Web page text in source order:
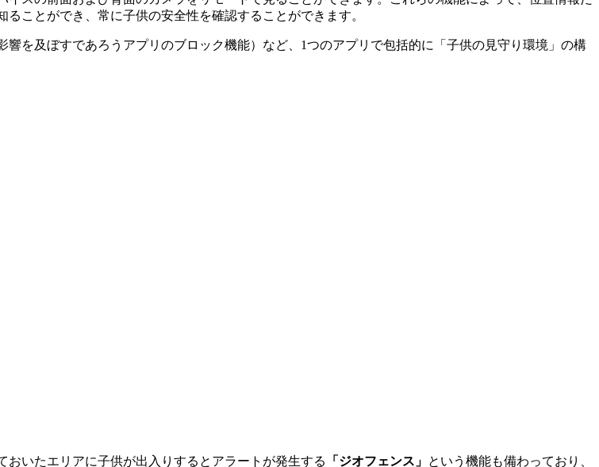
ことができ、常に子供の安全性を確認することができます。
響を及ぼすであろうアプリのブロック機能）など、1つのアプリで包括的に「子供の見守り環境」の構
いたエリアに子供が出入りするとアラートが発生する 「ジオフェンス」 という機能も備わっており、